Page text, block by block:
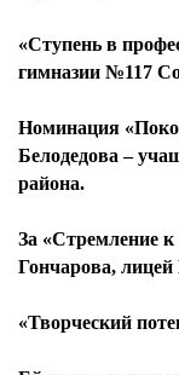
«Ступень в
гимназии №117
Номинация
Белодедова –
района.
За «Стремление
Гончарова,
«Творческий